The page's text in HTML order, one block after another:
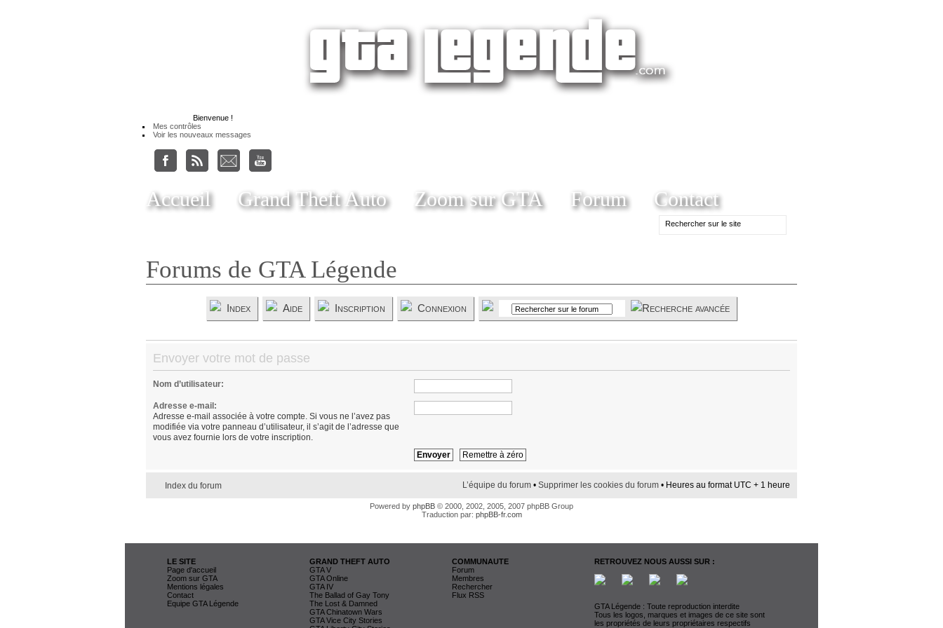
Bienvenue !
Mes contrôles
Voir les nouveaux messages
Accueil Grand Theft Auto Zoom sur GTA Forum Contact
Forums de GTA Légende
Index Aide Inscription Connexion
Envoyer votre mot de passe
Nom d’utilisateur:
Adresse e-mail:
Adresse e-mail associée à votre compte. Si vous ne l’avez pas
modifiée via votre panneau d’utilisateur, il s’agit de l’adresse que
vous avez fournie lors de votre inscription.
Index du forum L’équipe du forum • Supprimer les cookies du forum • Heures au format UTC + 1 heure
Powered by phpBB © 2000, 2002, 2005, 2007 phpBB Group
Traduction par: phpBB-fr.com
LE SITE
Page d'accueil
Zoom sur GTA
Mentions légales
Contact
Equipe GTA Légende
GRAND THEFT AUTO
GTA V
GTA Online
GTA IV
The Ballad of Gay Tony
The Lost & Damned
GTA Chinatown Wars
GTA Vice City Stories
COMMUNAUTE
Forum
Membres
Rechercher
Flux RSS
RETROUVEZ NOUS AUSSI SUR :
GTA Légende : Toute reproduction interdite
Tous les logos, marques et images de ce site sont
les propriétés de leurs propriétaires respectifs